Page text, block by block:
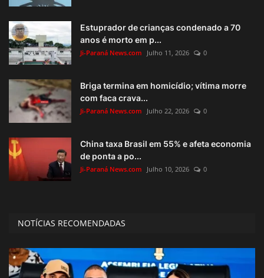
Estuprador de crianças condenado a 70
anos é morto em p...
Ji-Paraná News.com Julho 11, 2026 0
Briga termina em homicídio; vítima morre
com faca crava...
Ji-Paraná News.com Julho 22, 2026 0
China taxa Brasil em 55% e afeta economia
de ponta a po...
Ji-Paraná News.com Julho 10, 2026 0
NOTÍCIAS RECOMENDADAS